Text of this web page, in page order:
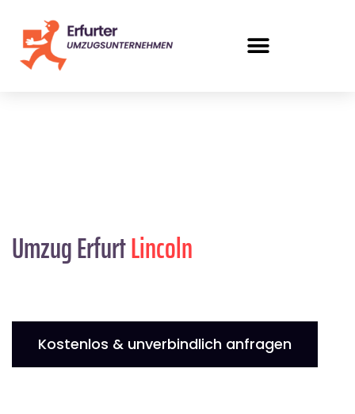
Umzug ErfurtLincoln
Kostenlos & unverbindlich anfragen